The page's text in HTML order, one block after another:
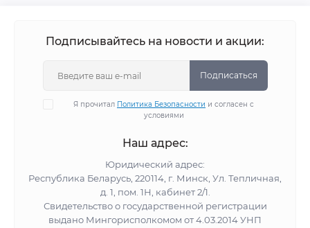
Подписывайтесь на новости и акции:
Подписаться
Я прочитал Политика Безопасности и согласен с
условиями
Наш адрес:
Юридический адрес:
Республика Беларусь, 220114, г. Минск, Ул. Тепличная,
д. 1, пом. 1Н, кабинет 2/1.
Свидетельство о государственной регистрации
выдано Мингорисполкомом от 4.03.2014 УНП